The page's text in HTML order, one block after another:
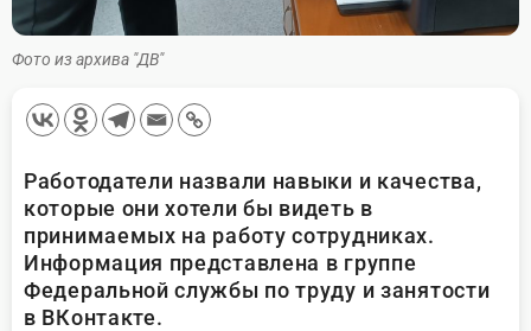
Фото из архива "ДВ"
Работодатели назвали навыки и качества,
которые они хотели бы видеть в
принимаемых на работу сотрудниках.
Информация представлена в группе
Федеральной службы по труду и занятости
в ВКонтакте.